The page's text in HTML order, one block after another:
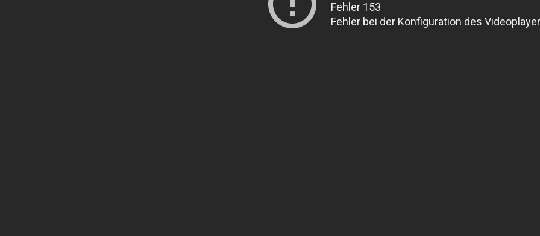
Fehler 153
Fehler bei der Konfiguration des